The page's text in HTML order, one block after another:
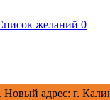
0
адрес: г.